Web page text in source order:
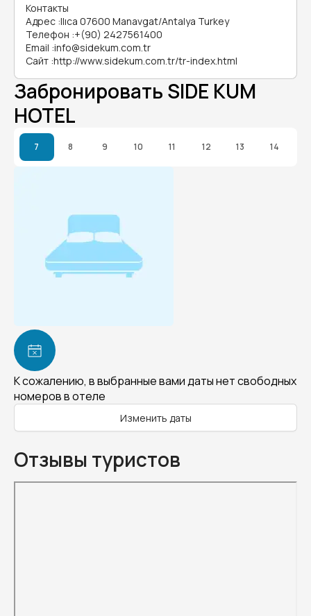
Контакты
Адрес :Ilıca 07600 Manavgat/Antalya Turkey
Телефон :+(90) 2427561400
Email :info@sidekum.com.tr
Сайт :http://www.sidekum.com.tr/tr-index.html
Забронировать SIDE KUM
HOTEL
7 8 9 10 11 12 13 14
К сожалению, в выбранные вами даты нет свободных
номеров в отеле
Изменить даты
Отзывы туристов